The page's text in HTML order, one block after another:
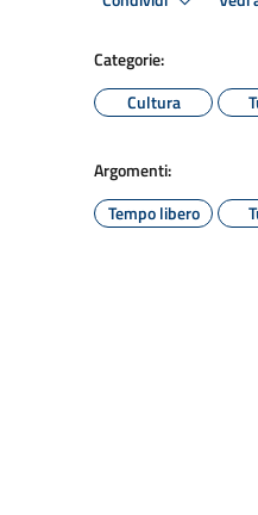
Categorie:
Cultura
Argomenti:
Tempo libero